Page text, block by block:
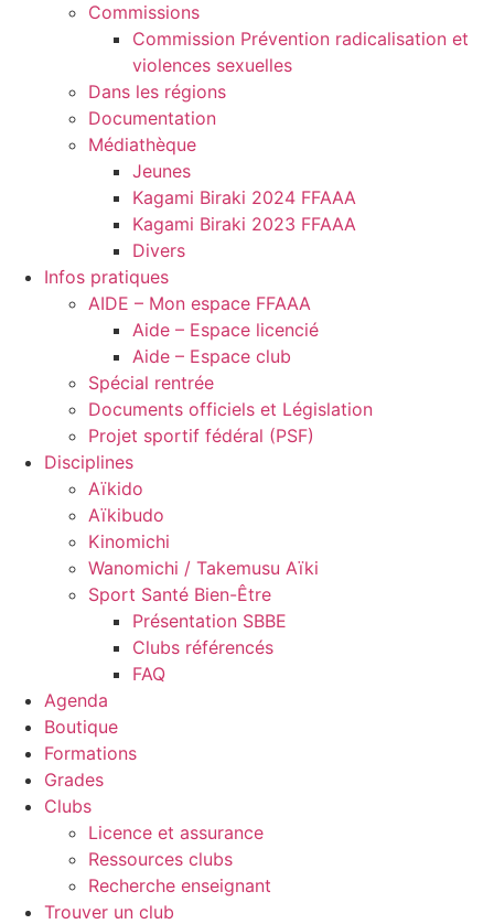
Commissions
Commission Prévention radicalisation et
violences sexuelles
Dans les régions
Documentation
Médiathèque
Jeunes
Kagami Biraki 2024 FFAAA
Kagami Biraki 2023 FFAAA
Divers
Infos pratiques
AIDE – Mon espace FFAAA
Aide – Espace licencié
Aide – Espace club
Spécial rentrée
Documents officiels et Législation
Projet sportif fédéral (PSF)
Disciplines
Aïkido
Aïkibudo
Kinomichi
Wanomichi / Takemusu Aïki
Sport Santé Bien-Être
Présentation SBBE
Clubs référencés
FAQ
Agenda
Boutique
Formations
Grades
Clubs
Licence et assurance
Ressources clubs
Recherche enseignant
Trouver un club